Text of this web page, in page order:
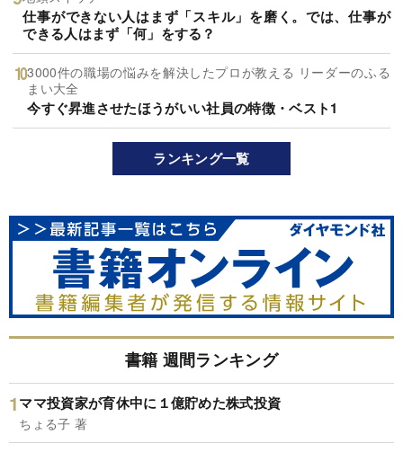
仕事ができない人はまず「スキル」を磨く。では、仕事が
できる人はまず「何」をする？
3000件の職場の悩みを解決したプロが教える リーダーのふる
まい大全
今すぐ昇進させたほうがいい社員の特徴・ベスト1
ランキング一覧
書籍 週間ランキング
ママ投資家が育休中に１億貯めた株式投資
ちょる子 著